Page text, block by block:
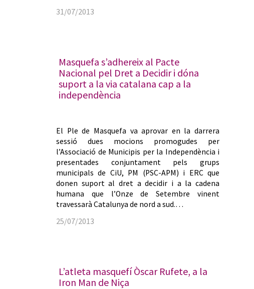
31/07/2013
Masquefa s’adhereix al Pacte
Nacional pel Dret a Decidir i dóna
suport a la via catalana cap a la
independència
El Ple de Masquefa va aprovar en la darrera
sessió dues mocions promogudes per
l’Associació de Municipis per la Independència i
presentades conjuntament pels grups
municipals de CiU, PM (PSC-APM) i ERC que
donen suport al dret a decidir i a la cadena
humana que l’Onze de Setembre vinent
travessarà Catalunya de nord a sud.…
25/07/2013
L’atleta masquefí Òscar Rufete, a la
Iron Man de Niça